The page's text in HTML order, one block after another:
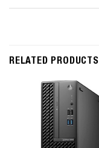
RELATED PRODUCTS